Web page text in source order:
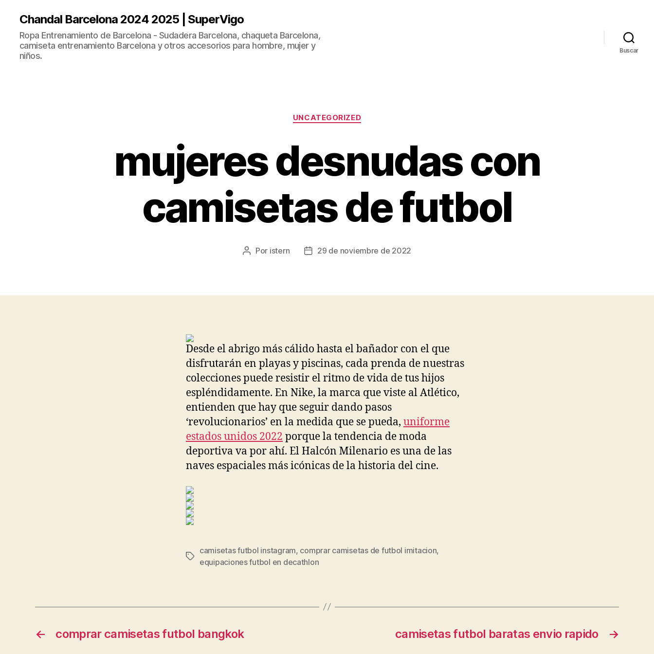
Chandal Barcelona 2024 2025 | SuperVigo
Ropa Entrenamiento de Barcelona - Sudadera Barcelona, chaqueta Barcelona,
camiseta entrenamiento Barcelona y otros accesorios para hombre, mujer y
niños.
Buscar
Categorías
UNCATEGORIZED
mujeres desnudas con
camisetas de futbol
Autor
Por istern
Fecha29 de noviembre de 2022
Desde el abrigo más cálido hasta el bañador con el que
disfrutarán en playas y piscinas, cada prenda de nuestras
colecciones puede resistir el ritmo de vida de tus hijos
espléndidamente. En Nike, la marca que viste al Atlético,
entienden que hay que seguir dando pasos
‘revolucionarios’ en la medida que se pueda, uniforme
estados unidos 2022 porque la tendencia de moda
deportiva va por ahí. El Halcón Milenario es una de las
naves espaciales más icónicas de la historia del cine.
Etiquetas
camisetas futbol instagram, comprar camisetas de futbol imitacion,
equipaciones futbol en decathlon
← comprar camisetas futbol bangkok →
camisetas futbol baratas envio rapido